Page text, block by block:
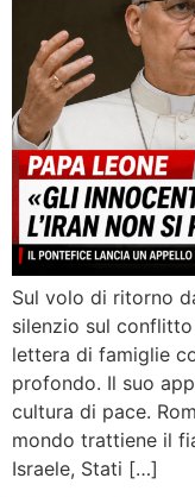
Sul volo di ritorno
silenzio sul
lettera di famiglie
profondo. Il suo
cultura di pace.
mondo trattiene il
Israele, Stati […]